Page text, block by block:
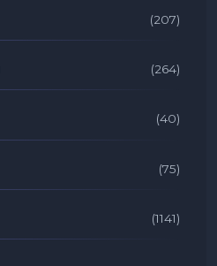
(207)
(264)
(40)
(75)
(1141)